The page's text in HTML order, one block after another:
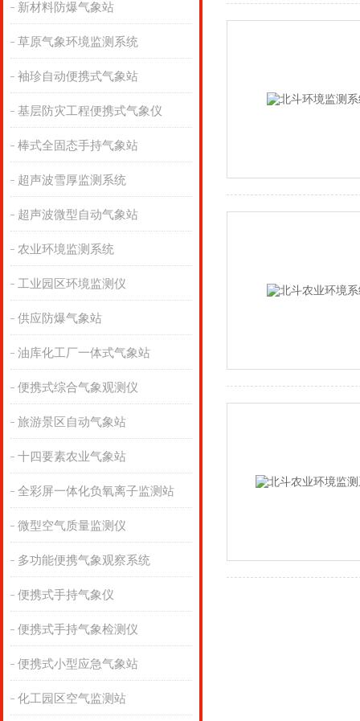
新材料防爆气象站
草原气象环境监测系统
袖珍自动便携式气象站
基层防灾工程便携式气象仪
棒式全固态手持气象站
超声波雪厚监测系统
超声波微型自动气象站
农业环境监测系统
工业园区环境监测仪
供应防爆气象站
油库化工厂一体式气象站
便携式综合气象观测仪
旅游景区自动气象站
十四要素农业气象站
全彩屏一体化负氧离子监测站
微型空气质量监测仪
多功能便携气象观察系统
便携式手持气象仪
便携式手持气象检测仪
便携式小型应急气象站
化工园区空气监测站